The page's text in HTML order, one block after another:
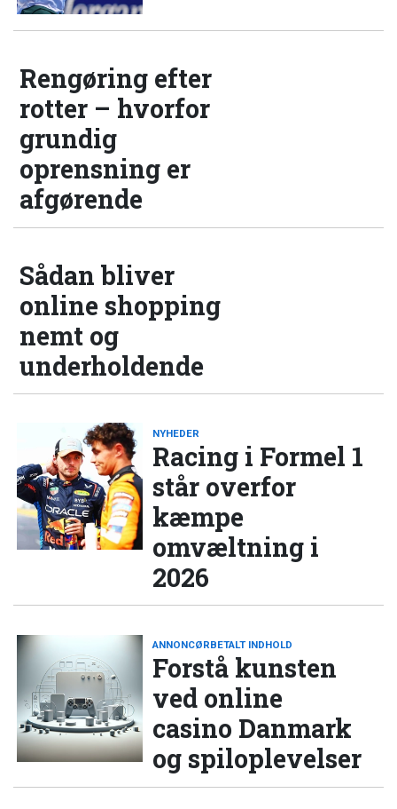
Rengøring efter
rotter – hvorfor
grundig
oprensning er
afgørende
Sådan bliver
online shopping
nemt og
underholdende
NYHEDER
Racing i Formel 1
står overfor
kæmpe
omvæltning i
2026
ANNONCØRBETALT INDHOLD
Forstå kunsten
ved online
casino Danmark
og spiloplevelser